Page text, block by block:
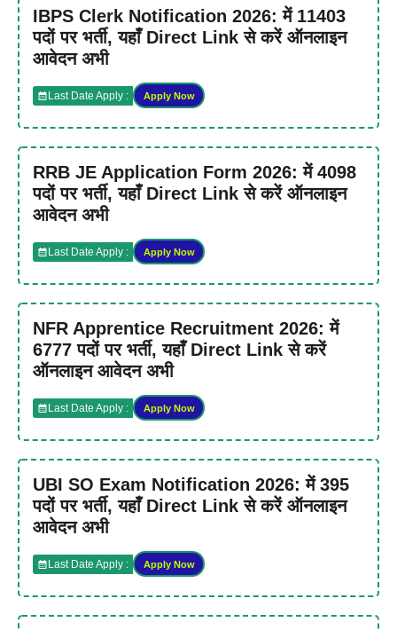
IBPS Clerk Notification 2026: में 11403
पदों पर भर्ती, यहाँ Direct Link से करें ऑनलाइन
आवेदन अभी
Last Date Apply : Apply Now
RRB JE Application Form 2026: में 4098
पदों पर भर्ती, यहाँ Direct Link से करें ऑनलाइन
आवेदन अभी
Last Date Apply : Apply Now
NFR Apprentice Recruitment 2026: में
6777 पदों पर भर्ती, यहाँ Direct Link से करें
ऑनलाइन आवेदन अभी
Last Date Apply : Apply Now
UBI SO Exam Notification 2026: में 395
पदों पर भर्ती, यहाँ Direct Link से करें ऑनलाइन
आवेदन अभी
Last Date Apply : Apply Now